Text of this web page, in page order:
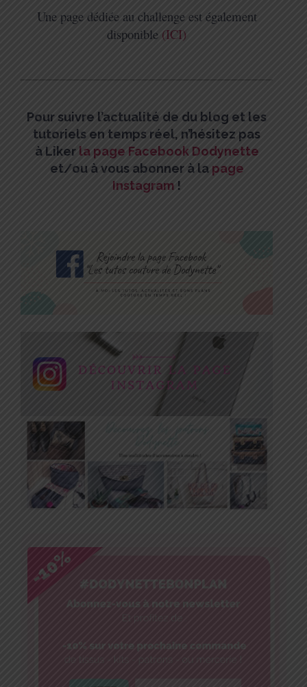
Une page dédiée au challenge est également
disponible (ICI)
Pour suivre l’actualité de du blog et les
tutoriels en temps réel, n’hésitez pas
àLiker la page Facebook Dodynette
et/ou à vous abonner à lapage
Instagram !